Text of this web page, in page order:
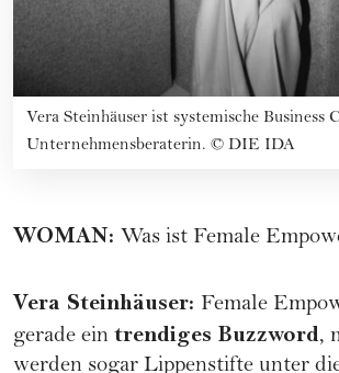
Vera Steinhäuser ist systemische Business
Unternehmensberaterin. © DIE IDA
WOMAN: Was ist Female
Vera Steinhäuser: Female
gerade ein trendiges Buzzword,
werden sogar Lippenstifte unter